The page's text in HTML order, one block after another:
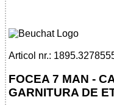
Articol nr.:
FOCEA 7 MAN -
GARNITURA DE